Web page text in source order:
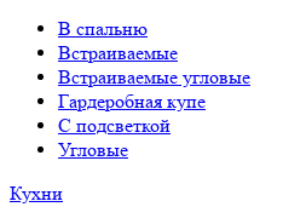
В спальню
Встраиваемые
Встраиваемые угловые
Гардеробная купе
С подсветкой
Угловые
Кухни